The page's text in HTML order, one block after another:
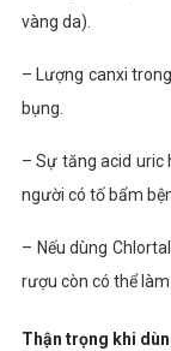
vàng da).
– Lượng canxi
bụng.
– Sự tăng acid uric
người có tố bẩm
– Nếu dùng
rượu còn có thể
Thận trọng khi